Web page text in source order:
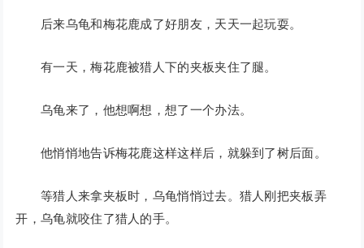
后来乌龟和梅花鹿成了好朋友，天天一起玩耍。
有一天，梅花鹿被猎人下的夹板夹住了腿。
乌龟来了，他想啊想，想了一个办法。
他悄悄地告诉梅花鹿这样这样后，就躲到了树后面。
等猎人来拿夹板时，乌龟悄悄过去。猎人刚把夹板弄
开，乌龟就咬住了猎人的手。